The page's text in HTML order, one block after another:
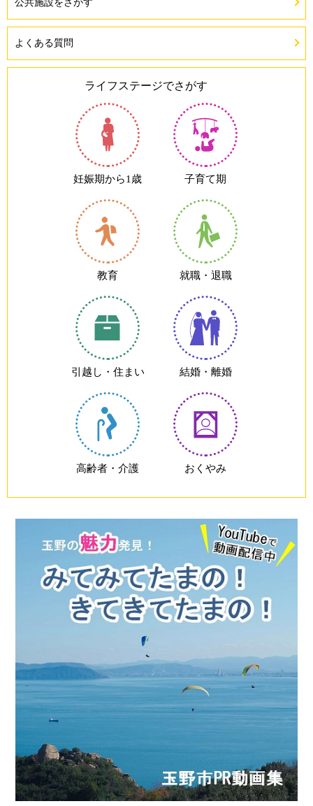
入
公共施設をさがす
よくある質問
ライフステージでさがす
妊娠期から1歳 子育て期
教育 就職・退職
引越し・住まい 結婚・離婚
高齢者・介護 おくやみ